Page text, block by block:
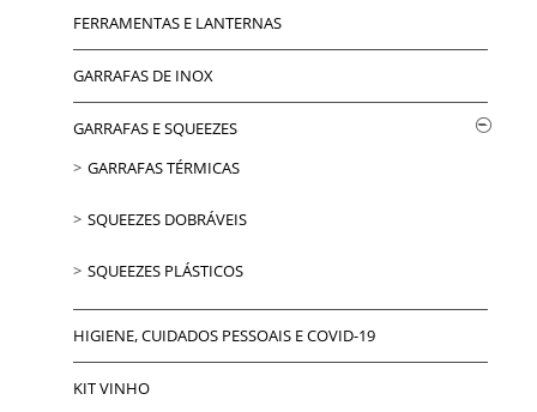
FERRAMENTAS E LANTERNAS
GARRAFAS DE INOX
GARRAFAS E SQUEEZES
GARRAFAS TÉRMICAS
SQUEEZES DOBRÁVEIS
SQUEEZES PLÁSTICOS
HIGIENE, CUIDADOS PESSOAIS E COVID-19
KIT VINHO